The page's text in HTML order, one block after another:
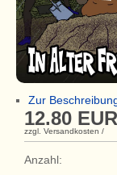
Zur
12.80 EUR
zzgl. Versandkosten /
Anzahl: